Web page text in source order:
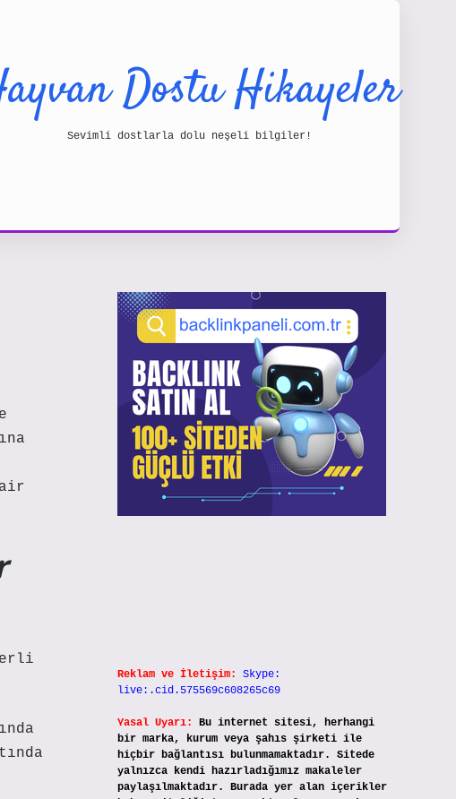
Dostu Hikayeler
Sevimli dostlarla dolu neşeli bilgiler!
Reklam ve İletişim:
Skype:
live:.cid.575569c608265c69
Yasal Uyarı:
Bu internet sitesi, herhangi
bir marka, kurum veya şahıs şirketi ile
hiçbir bağlantısı bulunmamaktadır. Sitede
yalnızca kendi hazırladığımız makaleler
paylaşılmaktadır. Burada yer alan içerikler